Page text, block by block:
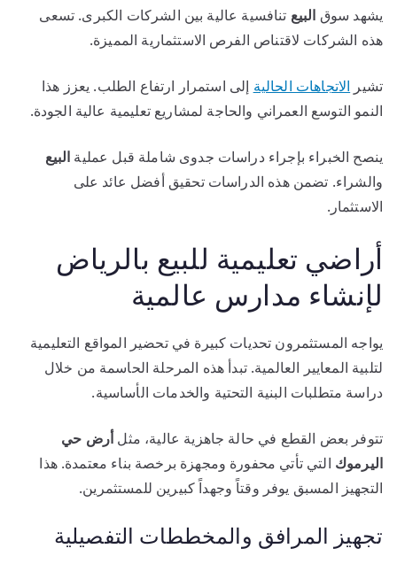
يشهد سوق البيع تنافسية عالية بين الشركات الكبرى. تسعى
هذه الشركات لاقتناص الفرص الاستثمارية المميزة.
تشير الاتجاهات الحالية إلى استمرار ارتفاع الطلب. يعزز هذا
النمو التوسع العمراني والحاجة لمشاريع تعليمية عالية الجودة.
ينصح الخبراء بإجراء دراسات جدوى شاملة قبل عملية البيع
والشراء. تضمن هذه الدراسات تحقيق أفضل عائد على
الاستثمار.
أراضي تعليمية للبيع بالرياض
لإنشاء مدارس عالمية
يواجه المستثمرون تحديات كبيرة في تحضير المواقع التعليمية
لتلبية المعايير العالمية. تبدأ هذه المرحلة الحاسمة من خلال
دراسة متطلبات البنية التحتية والخدمات الأساسية.
تتوفر بعض القطع في حالة جاهزية عالية، مثلأرض حي
اليرموك التي تأتي محفورة ومجهزة برخصة بناء معتمدة. هذا
التجهيز المسبق يوفر وقتاً وجهداً كبيرين للمستثمرين.
تجهيز المرافق والمخططات التفصيلية